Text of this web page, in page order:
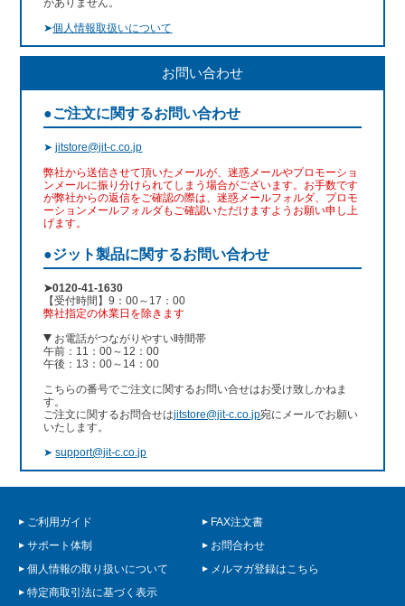
がありません。
➤個人情報取扱いについて
お問い合わせ
●ご注文に関するお問い合わせ
➤jitstore@jit-c.co.jp
弊社から送信させて頂いたメールが、迷惑メールやプロモーショ
ンメールに振り分けられてしまう場合がございます。お手数です
が弊社からの返信をご確認の際は、迷惑メールフォルダ、プロモ
ーションメールフォルダもご確認いただけますようお願い申し上
げます。
●ジット製品に関するお問い合わせ
➤0120-41-1630
【受付時間】9：00～17：00
弊社指定の休業日を除きます
お電話がつながりやすい時間帯
午前：11：00～12：00
午後：13：00～14：00
こちらの番号でご注文に関するお問い合せはお受け致しかねま
す。
ご注文に関するお問合せはjitstore@jit-c.co.jp宛にメールでお願い
いたします。
➤support@jit-c.co.jp
ご利用ガイド
FAX注文書
サポート体制
お問合わせ
個人情報の取り扱いについて
メルマガ登録はこちら
特定商取引法に基づく表示